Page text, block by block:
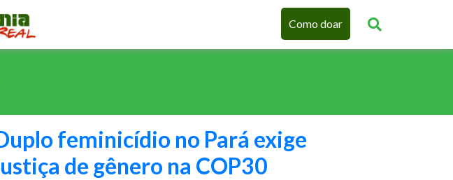
Como doar
feminicídio no Pará exige
de gênero na COP30